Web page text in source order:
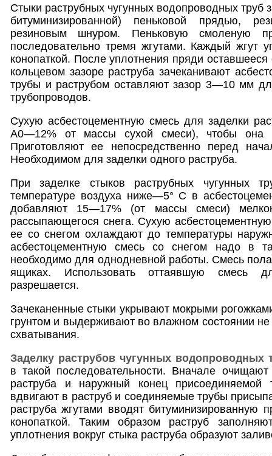
Стыки раструбных чугунных водопроводных
битуминизированной) пеньковой прядью,
резиновым шнуром. Пеньковую смоленую
последовательно тремя жгутами. Каждый жгут
конопаткой. После уплотнения пряди оставшееся
кольцевом зазоре раструба зачеканивают
трубы и раструбом оставляют зазор 3—10 мм
трубопроводов.
Сухую асбестоцементную смесь для заделки
A0—12% от массы сухой смеси), чтобы она
Приготовляют ее непосредственно перед
Необходимом для заделки одного раструба.
При заделке стыков раструбных чугунных
температуре воздуха ниже—5° С в
добавляют 15—17% (от массы смеси)
рассыпающегося снега. Сухую
ее со снегом охлаждают до температуры
асбестоцементную смесь со снегом надо в
необходимо для однодневной работы. Смесь
ящиках. Использовать оттаявшую смесь
разрешается.
Зачеканенные стыки укрывают мокрыми
грунтом и выдерживают во влажном состоянии
схватывания.
Заделку раструбов чугунных водопроводных
в такой последовательности. Вначале
раструба и наружный конец присоединяемой
вдвигают в раструб и соединяемые трубы
раструба жгутами вводят битуминизированную
конопаткой. Таким образом раструб
уплотнения вокруг стыка раструба образуют